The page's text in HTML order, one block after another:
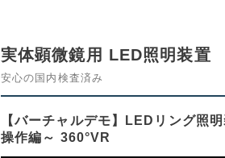
実体顕微鏡用 LED照明装置
安心の国内検査済み
【バーチャルデモ】LEDリング照
操作編～ 360°VR